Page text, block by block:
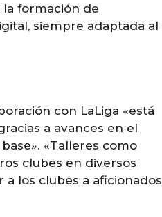
la formación de
siempre adaptada al
con LaLiga «está
a avances en el
«Talleres como
clubes en diversos
a los clubes a aficionados